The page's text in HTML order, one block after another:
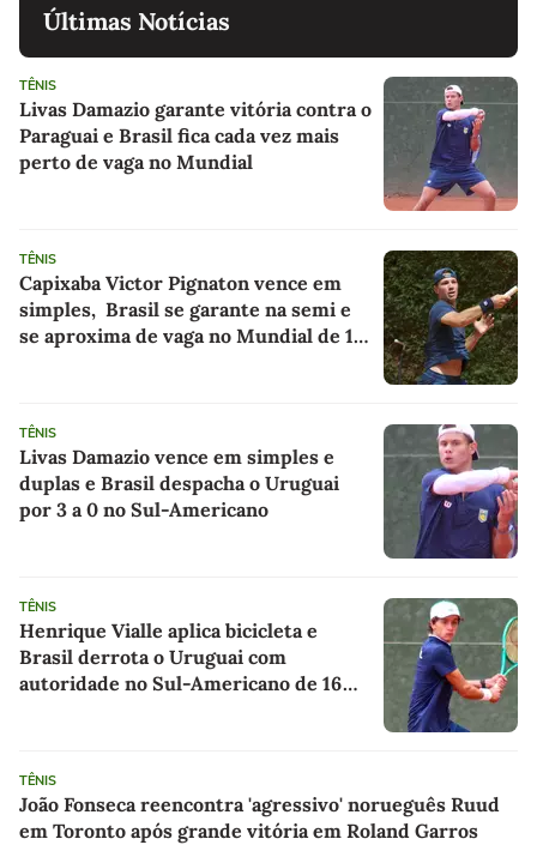
Últimas Notícias
TÊNIS
Livas Damazio garante vitória contra o
Paraguai e Brasil fica cada vez mais
perto de vaga no Mundial
TÊNIS
Capixaba Victor Pignaton vence em
simples, Brasil se garante na semi e
se aproxima de vaga no Mundial de 16
TÊNIS
Livas Damazio vence em simples e
duplas e Brasil despacha o Uruguai
por 3 a 0 no Sul-Americano
TÊNIS
Henrique Vialle aplica bicicleta e
Brasil derrota o Uruguai com
autoridade no Sul-Americano de 16
TÊNIS
João Fonseca reencontra 'agressivo' norueguês Ruud
em Toronto após grande vitória em Roland Garros